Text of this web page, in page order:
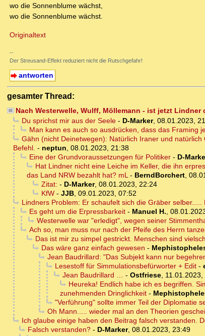
wo die Sonnenblume wächst,
wo die Sonnenblume wächst.
Originaltext
--
Der Streusand-Effekt reduziert nicht die Rutschgefahr!
antworten
gesamter Thread:
Nach Westerwelle, Wulff, Möllemann - ist jetzt Lindner
Du sprichst mir aus der Seele- D-Marker, 08.01.2023,
Man kann es auch so ausdrücken, dass das Framing
Gähn (nicht Deinetwegen): Natürlich Iraner und
Befehl. - neptun, 08.01.2023, 21:38
Eine der Grundvoraussetzungen für Politiker- D-
Hat Lindner nicht eine Leiche im Keller, die ihn
das Land NRW bezahlt hat? mL- BerndBorchert,
Zitat: - D-Marker, 08.01.2023, 22:24
KfW- JJB, 09.01.2023, 07:52
Lindners Problem: Er schaufelt sich die Gräber
Es geht um die Erpressbarkeit- Manuel H.,
Westerwelle war "erledigt", wegen seiner
Ach so, man muss nur nach der Pfeife des Herrn
Das ist mir zu simpel gestrickt. Menschen sind
Das wäre ganz einfach gewesen -
Jean Baudrillard: "Das Subjekt kann nur
Lesestoff für Simmulationsbefürworter + Edit-
Jean Baudrillard … - Ostfriese, 11.01.2023,
Heureka! Endlich habe ich es begriffen.
zunehmenden Dringlichkeit -
"Verführung" sollte immer Teil der Diplomatie
Oh Mann..... wieder mal an den Theorien
Ich glaube einige haben den Beitrag falsch verstanden.
Falsch verstanden?- D-Marker, 08.01.2023, 23:49